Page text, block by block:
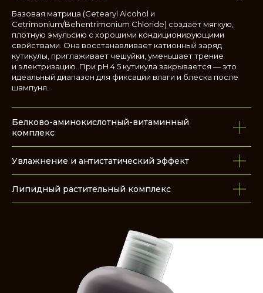
Базовая матрица (Cetearyl Alcohol и
Cetrimonium/Behentrimonium Chloride) создаёт мягкую,
плотную эмульсию с хорошими кондиционирующими
свойствами. Она восстанавливает катионный заряд
кутикулы, приглаживает чешуйки, уменьшает трение
и электризацию. При pH 4.5 кутикула закрывается — это
идеальный диапазон для фиксации влаги и блеска после
шампуня.
Белково-аминокислотный-витаминный
комплекс
Увлажнение и антистатический эффект
Липидный растительный комплекс